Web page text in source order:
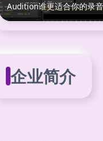
Audition谁更适合你的录
企业简介